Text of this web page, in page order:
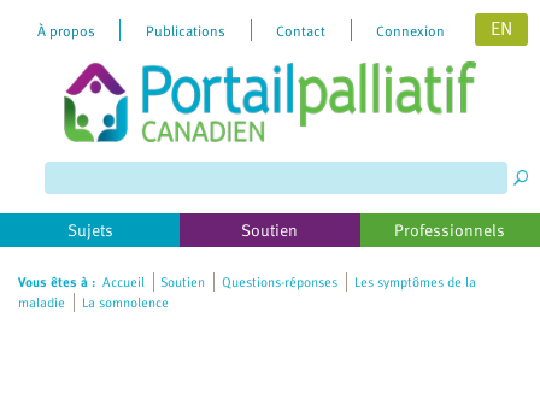
website
includes
an
accessibility
system.
À propos Publications Contact Connexion EN
Sujets Soutien Professionnels
Vous êtes à : Accueil Soutien Questions-réponses
Les symptômes de la
maladie
La somnolence